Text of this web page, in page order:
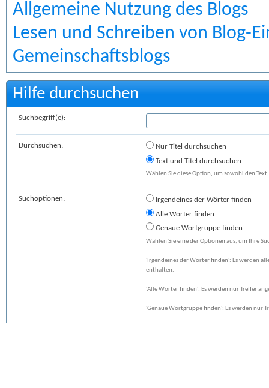
Allgemeine Nutzung des Blogs
Lesen und Schreiben von Blog-
Gemeinschaftsblogs
Hilfe durchsuchen
Suchbegriff(e):
Durchsuchen:
Nur Titel durchsuchen
Text und Titel durchsuchen
Wählen Sie diese Option, um sowohl den
Suchoptionen:
Irgendeines der Wörter finden
Alle Wörter finden
Genaue Wortgruppe finden
Wählen Sie eine der Optionen aus, um Ihre
'Irgendeines der Wörter finden': Es werden
enthalten.
'Alle Wörter finden': Es werden nur Treffer
'Genaue Wortgruppe finden': Es werden nur